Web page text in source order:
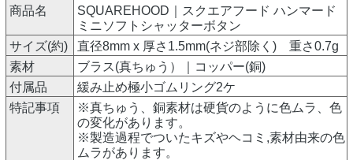
商品名
SQUAREHOOD｜スクエアフード ハンマード
ミニソフトシャッターボタン
サイズ(約)
直径8mm x 厚さ1.5mm(ネジ部除く) 重さ0.7g
素材
ブラス(真ちゅう）｜コッパー(銅)
付属品
緩み止め極小ゴムリング2ケ
特記事項
※真ちゅう、銅素材は硬貨のように色ムラ、色
の変化があります。
※製造過程でついたキズやヘコミ,素材由来の色
ムラがあります。